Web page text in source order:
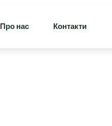
Про нас Контакти